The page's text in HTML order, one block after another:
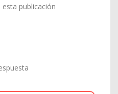
publicación